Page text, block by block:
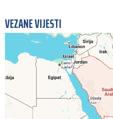
VEZANE VIJESTI